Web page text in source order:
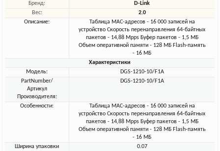
Бренд:
D-Link
Вес:
2.0
Описание:
Таблица MAC-адресов - 16 000 записей на
устройство Скорость перенаправления 64-байтных
пакетов - 14,88 Mpps Буфер пакетов - 1,5 МБ
Объем оперативной памяти - 128 МБ Flash-память
- 16 МБ
Характеристики
Модель:
DGS-1210-10/F1A
PartNumber/
Артикул
Производителя:
DGS-1210-10/F1A
Особенности:
Таблица MAC-адресов - 16 000 записей на
устройство Скорость перенаправления 64-байтных
пакетов - 14,88 Mpps Буфер пакетов - 1,5 МБ
Объем оперативной памяти - 128 МБ Flash-память
- 16 МБ
Ширина упаковки
0.07